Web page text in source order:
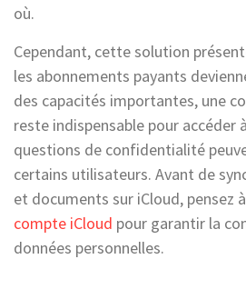
où.
Cependant, cette solution
les abonnements payants
des capacités importantes, une
reste indispensable pour accéder
questions de confidentialité
certains utilisateurs. Avant de
et documents sur iCloud, pensez à
compte iCloud pour garantir la
données personnelles.